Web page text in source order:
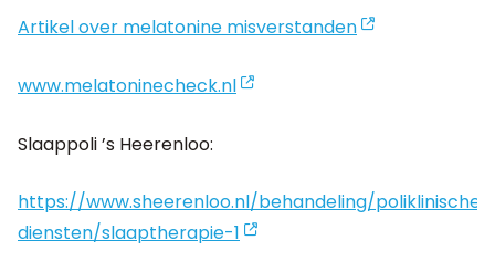
Artikel over melatonine misverstanden
www.melatoninecheck.nl
Slaappoli ’s Heerenloo:
https://www.sheerenloo.nl/behandeling/poliklinische-
diensten/slaaptherapie-1